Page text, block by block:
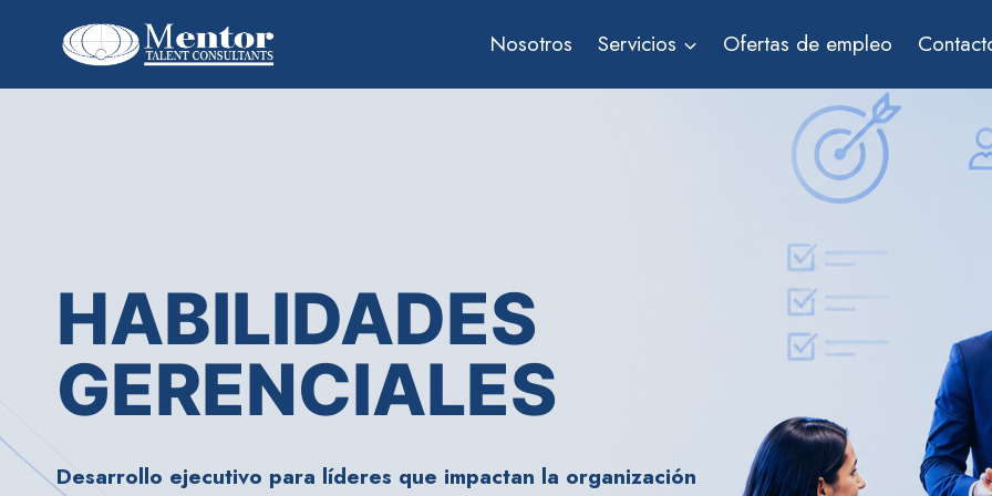
Nosotros Servicios Ofertas de empleo
HABILIDADES
GERENCIALES
Desarrollo ejecutivo para líderes que impactan la organización